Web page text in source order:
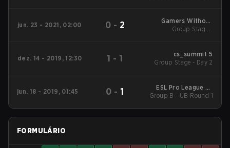
jun. 23 - 2021, 02:00 0 - 2
Gamers Without
Borders 2021
Group Stage -
dez. 14 - 2019, 12:30 1 - 1
cs_summit 5
Group Stage - Day 2
jun. 18 - 2019, 01:45 0 -1
ESL Pro League S9
Finals
Group B - UB Round 1
FORMULÁRIO